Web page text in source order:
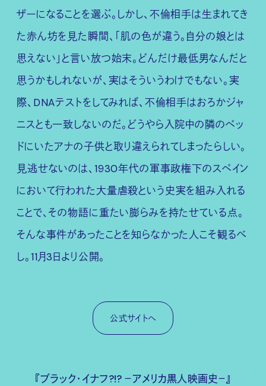
ザーになることを選ぶ。しかし、不倫相手は生まれてき
た赤ん坊を見た瞬間、「肌の色が違う。自分の娘とは
思えない」と言い放つ始末。どんだけ最低男なんだと
思うかもしれないが、実はそういうわけでもない。実
際、DNAテストをしてみれば、不倫相手はおろかジャ
ニスとも一致しないのだ。どうやら入院中の隣のベッ
ドにいたアナの子供と取り違えられてしまったらしい。
見逃せないのは、1930年代の軍事政権下のスペイン
において行われた大量虐殺という史実を組み入れる
ことで、その物語に重たい膨らみを持たせている点。
そんな事件があったことを知らなかった人こそ観るべ
し。11月3日より公開。
公式サイトへ
『ブラック・イナフ?!? －アメリカ黒人映画史－』